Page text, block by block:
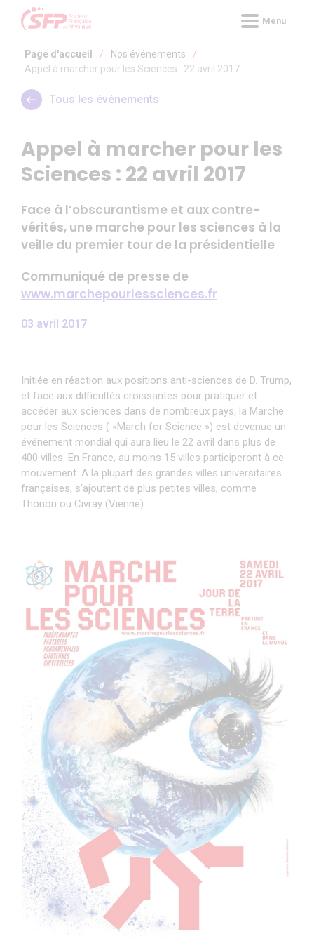
Panneau de gestion des cookies
Menu
Page d'accueil / Nos événements
/
Appel à marcher pour les Sciences : 22 avril 2017
Tous les événements
Appel à marcher pour les
Sciences : 22 avril 2017
Face à l’obscurantisme et aux contre-
vérités, une marche pour les sciences à la
veille du premier tour de la présidentielle
Communiqué de presse de
www.marchepourlessciences.fr
03 avril 2017
Initiée en réaction aux positions anti-sciences de D. Trump,
et face aux difficultés croissantes pour pratiquer et
accéder aux sciences dans de nombreux pays, la Marche
pour les Sciences ( «March for Science ») est devenue un
événement mondial qui aura lieu le 22 avril dans plus de
400 villes. En France, au moins 15 villes participeront à ce
mouvement. A la plupart des grandes villes universitaires
françaises, s’ajoutent de plus petites villes, comme
Thonon ou Civray (Vienne).